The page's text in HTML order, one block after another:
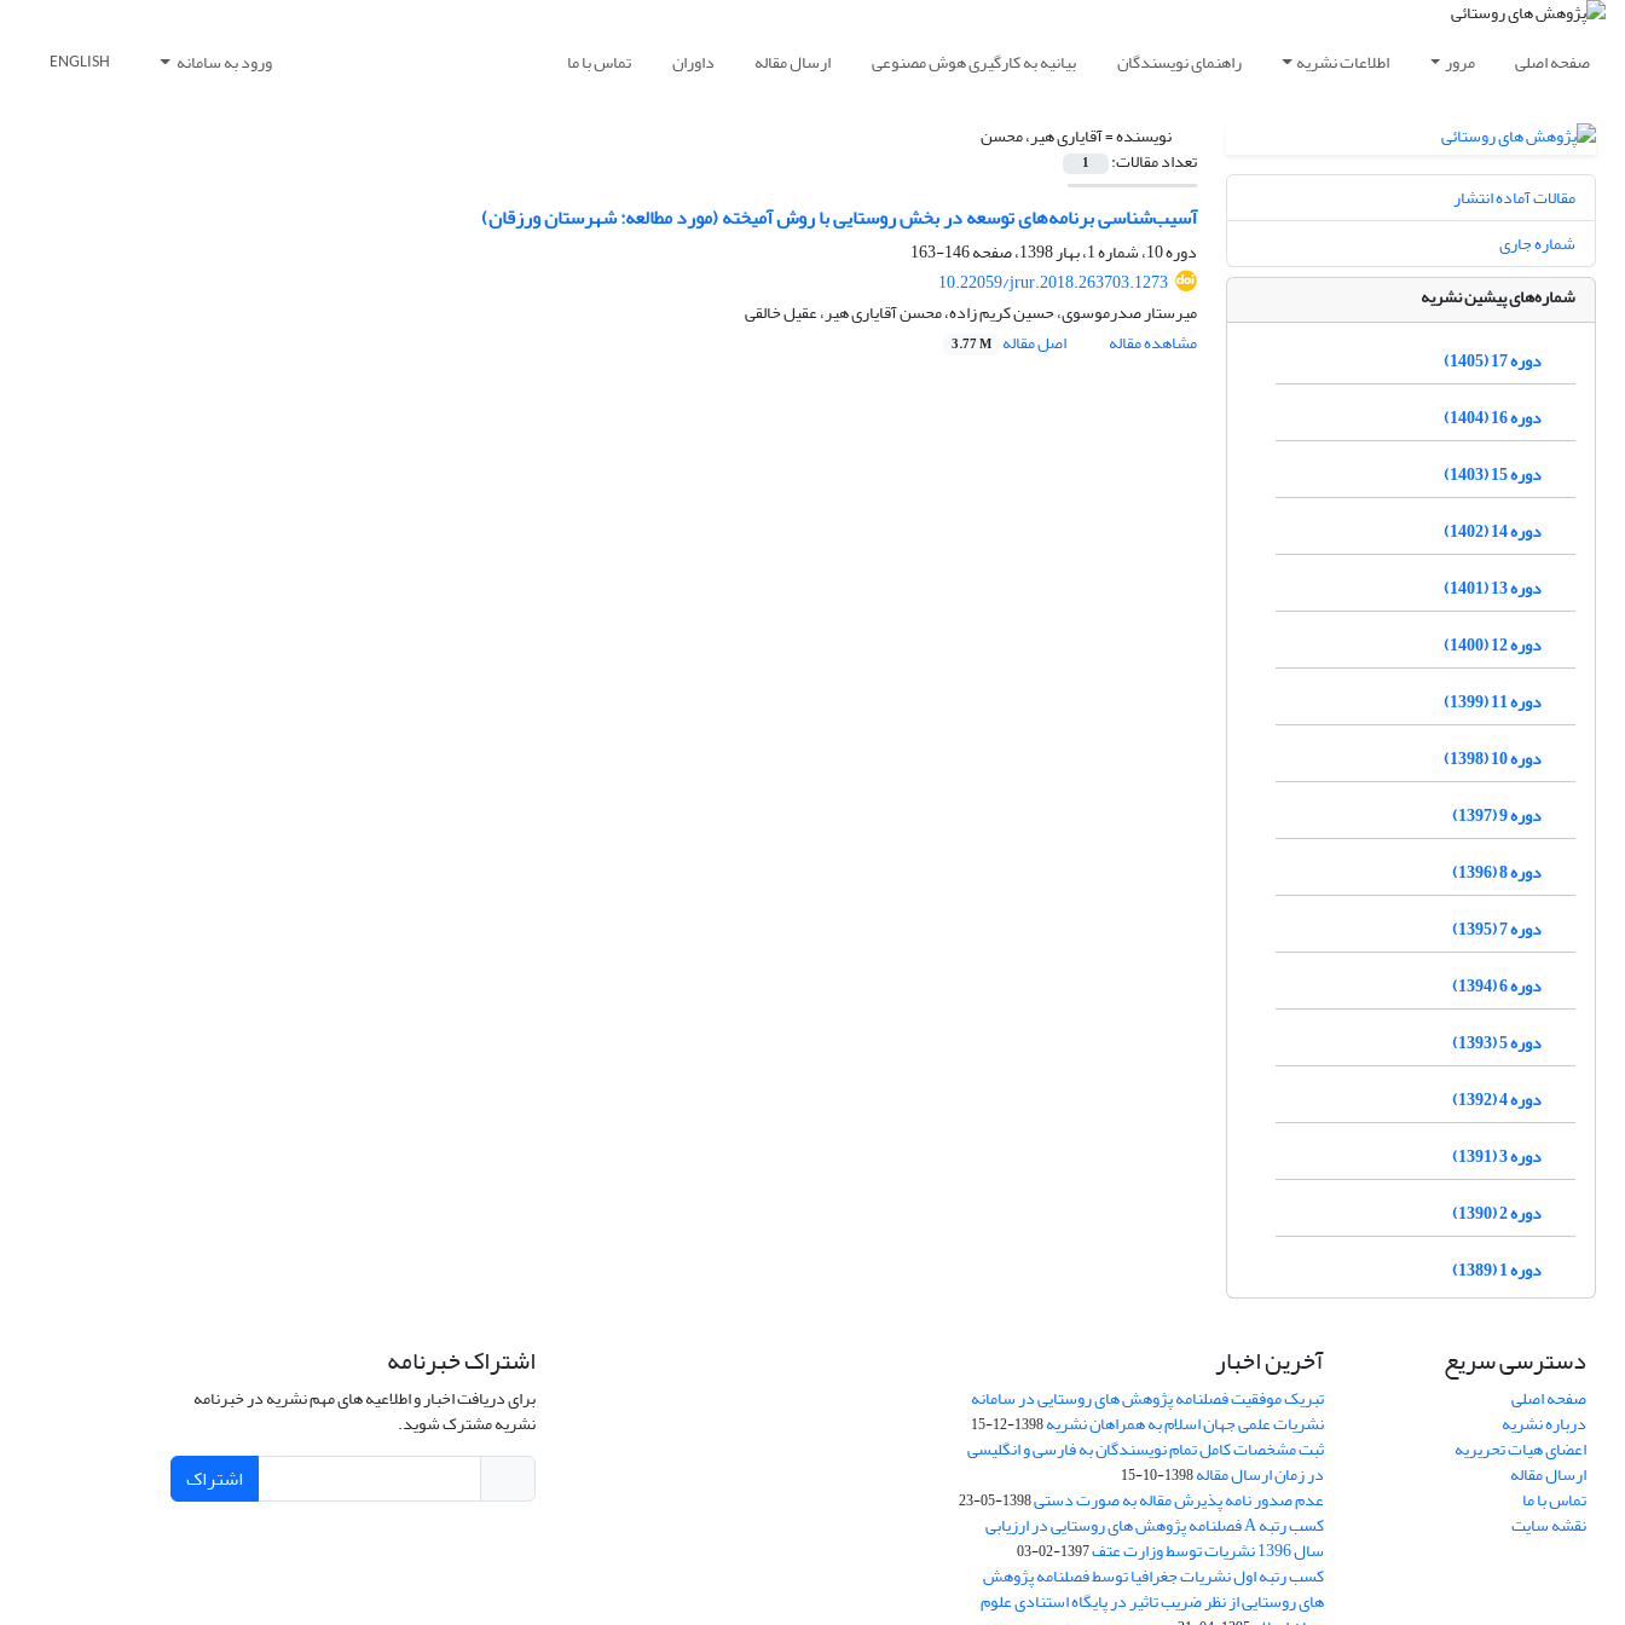
صفحه اصلی مرور اطلاعات نشریه راهنمای نویسندگان بیانیه به کارگیری هوش مصنوعی ارسال مقاله داوران تماس با ما ورود به سامانه ENGLISH
نویسنده =آقایاری هیر، محسن
تعداد مقالات: 1
آسیب‌شناسی برنامه‌های توسعه در بخش روستایی با روش آمیخته (مورد مطالعه: شهرستان ورزقان)
دوره 10، شماره 1، بهار 1398، صفحه
146-163
10.22059/jrur.2018.263703.1273
میرستار صدرموسوی، حسین کریم زاده، محسن آقایاری هیر، عقیل خالقی
مشاهده مقاله
اصل مقاله 3.77 M
مقالات آماده انتشار
شماره جاری
شماره‌های پیشین نشریه
دوره 17 (1405)
دوره 16 (1404)
دوره 15 (1403)
دوره 14 (1402)
دوره 13 (1401)
دوره 12 (1400)
دوره 11 (1399)
دوره 10 (1398)
دوره 9 (1397)
دوره 8 (1396)
دوره 7 (1395)
دوره 6 (1394)
دوره 5 (1393)
دوره 4 (1392)
دوره 3 (1391)
دوره 2 (1390)
دوره 1 (1389)
دسترسی سریع
صفحه اصلی
درباره نشریه
اعضای هیات تحریریه
ارسال مقاله
تماس با ما
نقشه سایت
آخرین اخبار
تبریک موفقیت فصلنامه پژوهش های روستایی در سامانه
نشریات علمی جهان اسلام به همراهان نشریه1398-12-15
ثبت مشخصات کامل تمام نویسندگان به فارسی و انگلیسی
در زمان ارسال مقاله1398-10-15
عدم صدور نامه پذیرش مقاله به صورت دستی1398-05-23
کسب رتبه A فصلنامه پژوهش های روستایی در ارزیابی
سال 1396 نشریات توسط وزارت عتف 1397-02-03
کسب رتبه اول نشریات جغرافیا توسط فصلنامه پژوهش
های روستایی از نظر ضریب تاثیر در پایگاه استنادی علوم
اشتراک خبرنامه
برای دریافت اخبار و اطلاعیه های مهم نشریه در خبرنامه
نشریه مشترک شوید.
اشتراک